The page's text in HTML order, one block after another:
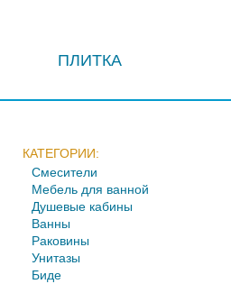
ПЛИТКА
КАТЕГОРИИ:
Смесители
Мебель для ванной
Душевые кабины
Ванны
Раковины
Унитазы
Биде